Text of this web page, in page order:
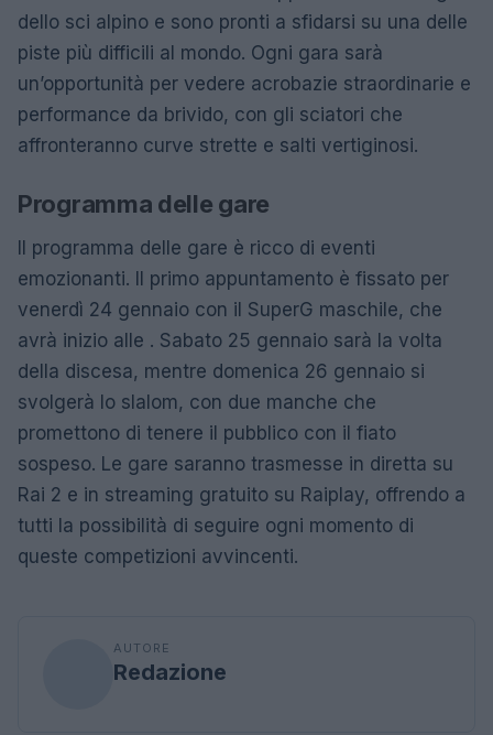
dello sci alpino e sono pronti a sfidarsi su una delle
piste più difficili al mondo. Ogni gara sarà
un’opportunità per vedere acrobazie straordinarie e
performance da brivido, con gli sciatori che
affronteranno curve strette e salti vertiginosi.
Programma delle gare
Il programma delle gare è ricco di eventi
emozionanti. Il primo appuntamento è fissato per
venerdì 24 gennaio con il SuperG maschile, che
avrà inizio alle . Sabato 25 gennaio sarà la volta
della discesa, mentre domenica 26 gennaio si
svolgerà lo slalom, con due manche che
promettono di tenere il pubblico con il fiato
sospeso. Le gare saranno trasmesse in diretta su
Rai 2 e in streaming gratuito su Raiplay, offrendo a
tutti la possibilità di seguire ogni momento di
queste competizioni avvincenti.
AUTORE
Redazione